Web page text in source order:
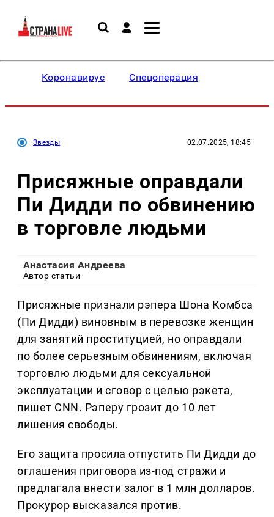
Коронавирус Спецоперация
Звезды 02.07.2025, 18:45
Присяжные оправдали
Пи Дидди по обвинению
в торговле людьми
Анастасия Андреева
Автор статьи
Присяжные признали рэпера Шона Комбса
(Пи Дидди) виновным в перевозке женщин
для занятий проституцией, но оправдали
по более серьезным обвинениям, включая
торговлю людьми для сексуальной
эксплуатации и сговор с целью рэкета,
пишет CNN. Рэперу грозит до 10 лет
лишения свободы.
Его защита просила отпустить Пи Дидди до
оглашения приговора из-под стражи и
предлагала внести залог в 1 млн долларов.
Прокурор высказался против.